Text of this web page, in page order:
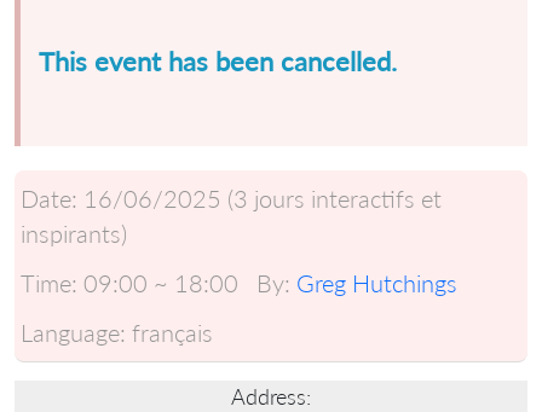
This event has been cancelled.
Date: 16/06/2025 (3 jours interactifs et
inspirants)
Time: 09:00 ~ 18:00 By: Greg Hutchings
Language: français
Address: